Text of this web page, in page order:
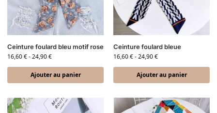
Ceinture foulard bleu motif rose
16,60€-24,90€
Ajouter au panier
Ceinture foulard bleue
16,60€-24,90€
Ajouter au panier